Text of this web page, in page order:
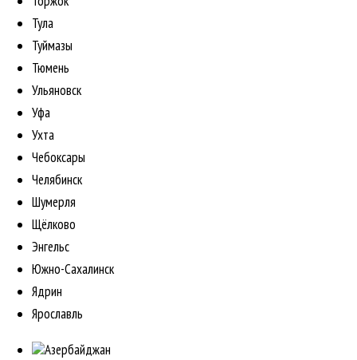
Тула
Туймазы
Тюмень
Ульяновск
Уфа
Ухта
Чебоксары
Челябинск
Шумерля
Щёлково
Энгельс
Южно-Сахалинск
Ядрин
Ярославль
Азербайджан